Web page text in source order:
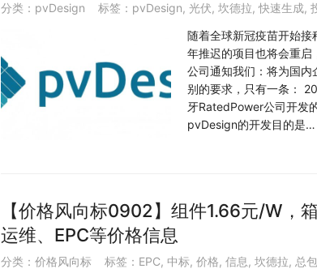
分类： pvDesign 标签： pvDesign, 光伏, 坎德拉,快速生成,
随着全球新冠疫苗开始
年推迟的项目也将会重
公司通知我们：将为国
别的要求，只有一条：
牙RatedPower公司开发
pvDesign的开发目的是…
【价格风向标0902】组件1.66元/W，
运维、EPC等价格信息
分类： 价格风向标 标签： EPC, 中标, 价格, 信息 , 坎德拉, 总包